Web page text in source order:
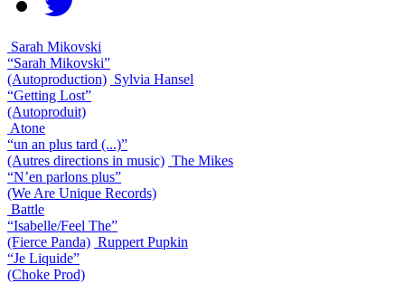
Sarah Mikovski
“Sarah Mikovski”
(Autoproduction) Sylvia Hansel
“Getting Lost”
(Autoproduit)
Atone
“un an plus tard (...)”
(Autres directions in music) The Mikes
“N’en parlons plus”
(We Are Unique Records)
Battle
“Isabelle/Feel The”
(Fierce Panda) Ruppert Pupkin
“Je Liquide”
(Choke Prod)